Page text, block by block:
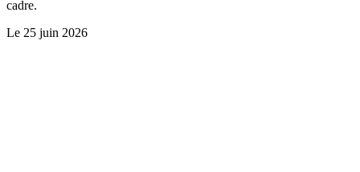
cadre.
Le 25 juin 2026